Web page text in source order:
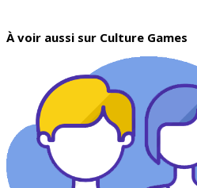
À voir aussi sur Culture Games